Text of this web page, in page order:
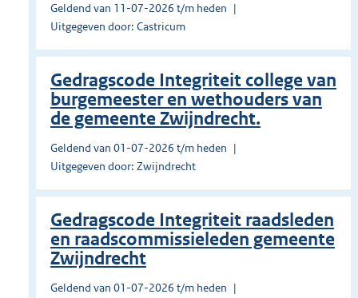
Geldend van 11-07-2026 t/m heden
Uitgegeven door: Castricum
Gedragscode Integriteit college van
burgemeester en wethouders van
de gemeente Zwijndrecht.
Geldend van 01-07-2026 t/m heden
Uitgegeven door: Zwijndrecht
Gedragscode Integriteit raadsleden
en raadscommissieleden gemeente
Zwijndrecht
Geldend van 01-07-2026 t/m heden